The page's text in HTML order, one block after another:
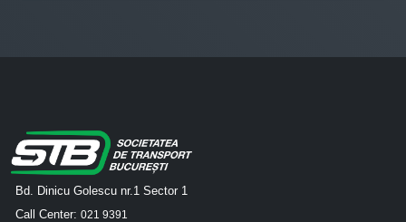
Bd. Dinicu Golescu nr.1 Sector 1
Call Center: 021 9391